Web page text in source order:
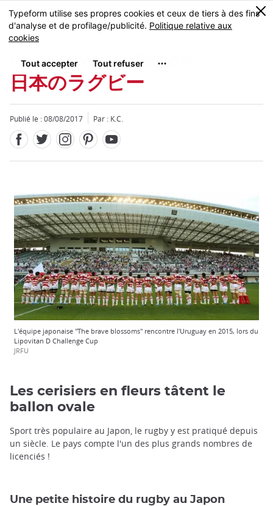
Skip
to
main
MENU
0
Le rugby au Japon
日本のラグビー
Publié le : 08/08/2017 Par : K.C.
L'équipe japonaise "The brave blossoms" rencontre l'Uruguay en 2015, lors du
Lipovitan D Challenge Cup
JRFU
Les cerisiers en fleurs tâtent le
ballon ovale
Sport très populaire au Japon, le rugby y est pratiqué depuis
un siècle. Le pays compte l'un des plus grands nombres de
licenciés !
Une petite histoire du rugby au Japon